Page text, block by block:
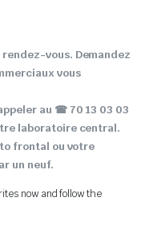
vous. Demandez
vous
au ☎ 70 13 03 03
laboratoire central.
frontal ou votre
un neuf.
now and follow the